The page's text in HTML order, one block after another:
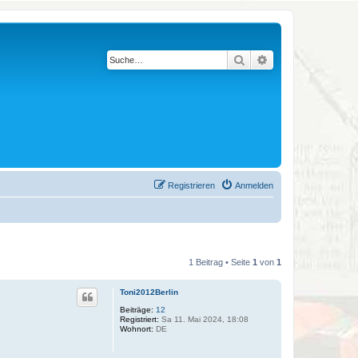
Suche Erweiterte Suche
Anmelden
Registrieren
1 Beitrag • Seite 1 von 1
Toni2012Berlin
Beiträge: 12
Registriert: Sa 11. Mai 2024, 18:08
Wohnort: DE